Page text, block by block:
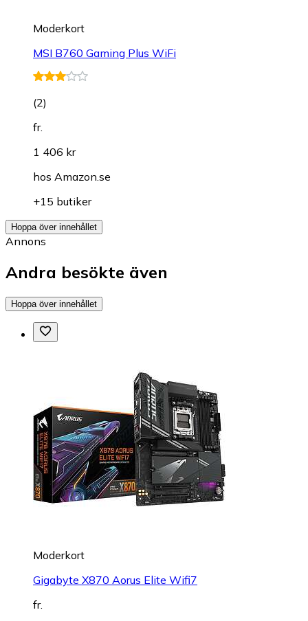
Moderkort
MSI B760 Gaming Plus WiFi
(2)
fr.
1 406 kr
hos Amazon.se
+15 butiker
Hoppa över innehållet
Annons
Andra besökte även
Hoppa över innehållet
Moderkort
Gigabyte X870 Aorus Elite Wifi7
fr.